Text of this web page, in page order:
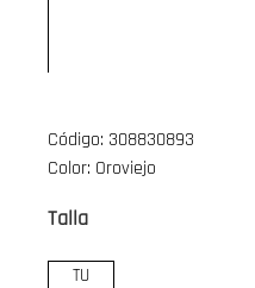
Código: 308830893
Color: Oroviejo
Talla
TU